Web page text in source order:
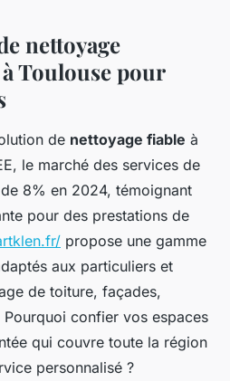
nettoyage
Toulouse pour
de nettoyage fiable à
le marché des services de
8% en 2024, témoignant
pour des prestations de
propose une gamme
aux particuliers et
de toiture, façades,
confier vos espaces
qui couvre toute la région
personnalisé ?